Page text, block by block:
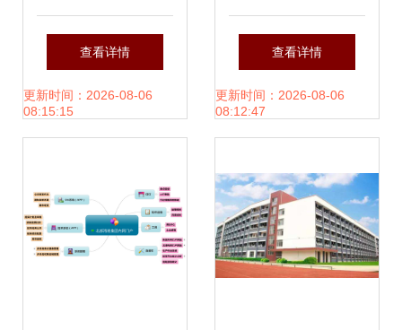
立足绿都商厦，深
耕南宁软件开发
查看详情
更新时间：2026-08-06
08:15:15
发 探索区域软件开
发企业的潜力与特
查看详情
更新时间：2026-08-06
08:12:47